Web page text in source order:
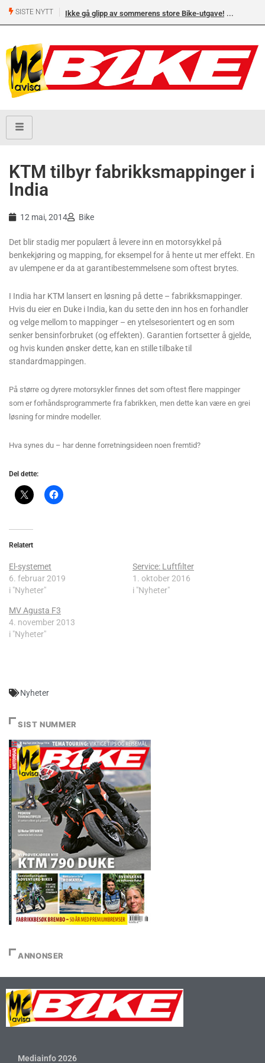
SISTE NYTT Ikke gå glipp av sommerens store Bike-utgave!
KTM tilbyr fabrikksmappinger i
India
12 mai, 2014 Bike
Det blir stadig mer populært å levere inn en motorsykkel på
benkekjøring og mapping, for eksempel for å hente ut mer effekt. En
av ulempene er da at garantibestemmelsene som oftest brytes.
I India har KTM lansert en løsning på dette – fabrikksmappinger.
Hvis du eier en Duke i India, kan du sette den inn hos en forhandler
og velge mellom to mappinger – en ytelsesorientert og en som
senker bensinforbruket (og effekten). Garantien fortsetter å gjelde,
og hvis kunden ønsker dette, kan en stille tilbake til
standardmappingen.
På større og dyrere motorsykler finnes det som oftest flere mappinger
som er forhåndsprogrammerte fra fabrikken, men dette kan være en grei
løsning for mindre modeller.
Hva synes du – har denne forretningsideen noen fremtid?
Del dette:
Relatert
El-systemet
6. februar 2019
i "Nyheter"
Service: Luftfilter
1. oktober 2016
i "Nyheter"
MV Agusta F3
4. november 2013
i "Nyheter"
Nyheter
SIST NUMMER
ANNONSER
Mediainfo 2026